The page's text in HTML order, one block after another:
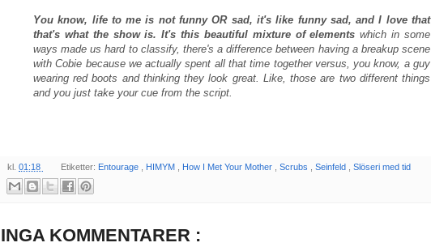
You know, life to me is not funny OR sad, it's like funny sad, and I love that
that's what the show is. It's this beautiful mixture of elements which in some
ways made us hard to classify, there's a difference between having a breakup scene
with Cobie because we actually spent all that time together versus, you know, a guy
wearing red boots and thinking they look great. Like, those are two different things
and you just take your cue from the script.
kl. 01:18 Etiketter: Entourage HIMYM How I Met Your Mother Scrubs Seinfeld Slöseri med tid
INGA KOMMENTARER :